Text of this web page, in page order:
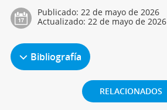
Publicado: 22 de mayo de 2026
Actualizado: 22 de mayo de 2026
Bibliografía
RELACIONADOS